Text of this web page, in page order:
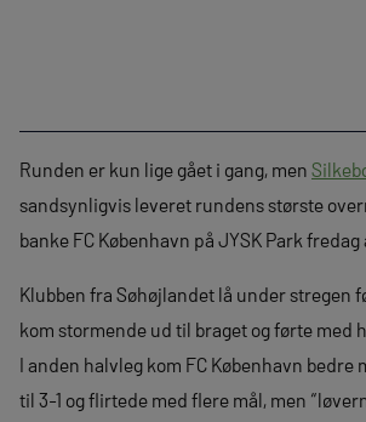
Runden er kun lige gået i gang, men
sandsynligvis leveret rundens største
banke FC København på JYSK Park fredag
Klubben fra Søhøjlandet lå under stregen
kom stormende ud til braget og førte med
I anden halvleg kom FC København bedre
til 3-1 og flirtede med flere mål, men